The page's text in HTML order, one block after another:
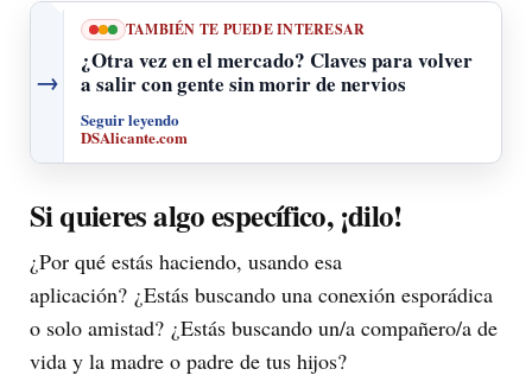
→
TAMBIÉN TE PUEDE INTERESAR
¿Otra vez en el mercado? Claves para volver
a salir con gente sin morir de nervios
Seguir leyendo
DSAlicante.com
Si quieres algo específico, ¡dilo!
¿Por qué estás haciendo, usando esa
aplicación? ¿Estás buscando una conexión esporádica
o solo amistad? ¿Estás buscando un/a compañero/a de
vida y la madre o padre de tus hijos?